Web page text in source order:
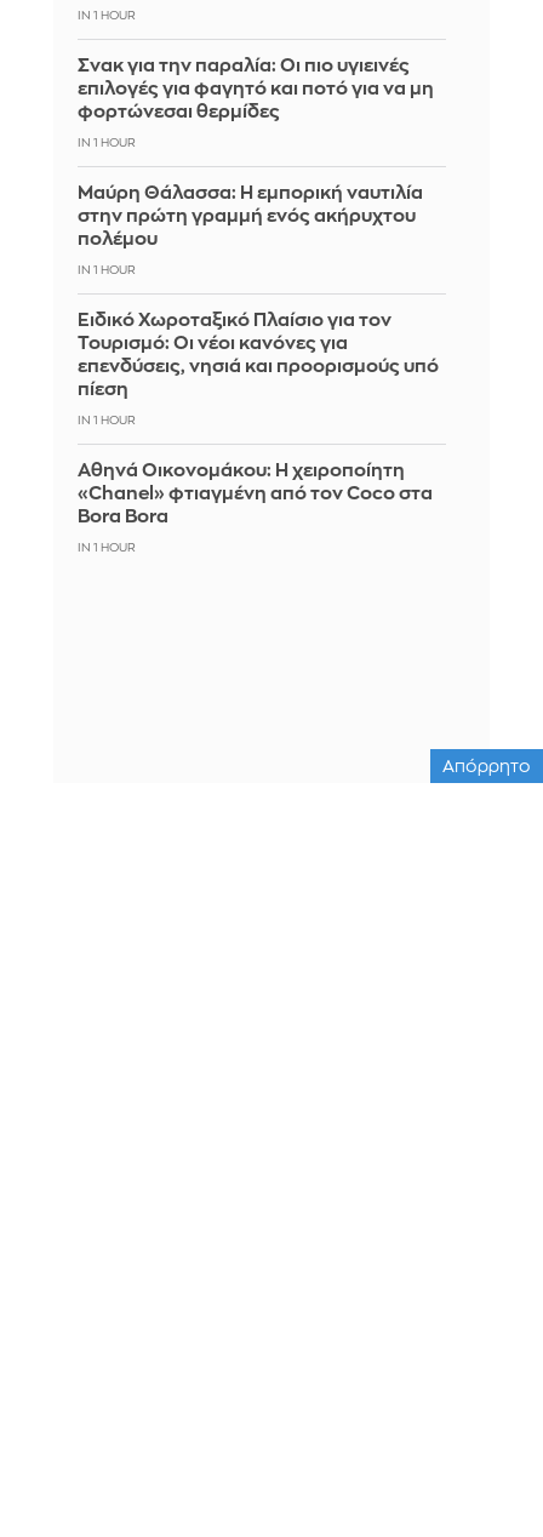
IN 1 HOUR
Σνακ για την παραλία: Οι πιο υγιεινές
επιλογές για φαγητό και ποτό για να μη
φορτώνεσαι θερμίδες
IN 1 HOUR
Μαύρη Θάλασσα: Η εμπορική ναυτιλία
στην πρώτη γραμμή ενός ακήρυχτου
πολέμου
IN 1 HOUR
Ειδικό Χωροταξικό Πλαίσιο για τον
Τουρισμό: Οι νέοι κανόνες για
επενδύσεις, νησιά και προορισμούς υπό
πίεση
IN 1 HOUR
Αθηνά Οικονομάκου: Η χειροποίητη
«Chanel» φτιαγμένη από τον Coco στα
Bora Bora
IN 1 HOUR
Απόρρητο